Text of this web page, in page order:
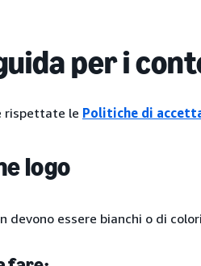
per i
rispettate le Politiche di
logo
devono essere bianchi o di